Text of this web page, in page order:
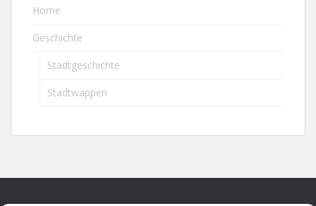
Home
Geschichte
Stadtgeschichte
Stadtwappen